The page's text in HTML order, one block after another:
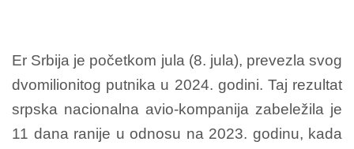
Er Srbija je početkom jula (8. jula), prevezla svog
dvomilionitog putnika u 2024. godini. Taj rezultat
srpska nacionalna avio-kompanija zabeležila je
11 dana ranije u odnosu na 2023. godinu, kada